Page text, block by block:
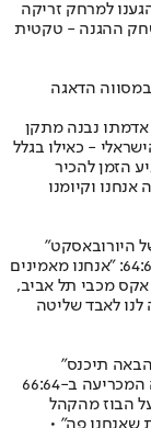
למרחק זריקה
ההגנה - טקטית
הדאגה
נבנה מתקן
- כאילו בגלל
הזמן להכיר
וקיומנו
היורובאסקט"
מאמן נבחרת פולין איגור מיליצ'יץ' החמיא אחרי ה-64:66: "אנחנו מאמינים
אקס מכבי תל אביב,
לנו לאבד שליטה
תיכנס"
הקפטן תומר גינת תמך בכוכב שהחטיא את השלשה המכריעה ב-66:64
הבוז מהקהל